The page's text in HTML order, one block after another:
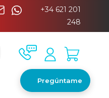
+34 621 201
248
Pregúntame